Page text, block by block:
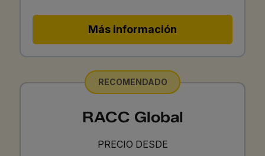
Más información
RECOMENDADO
RACC Global
PRECIO DESDE